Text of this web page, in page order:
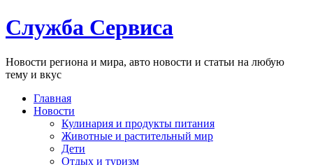
Служба Сервиса
Новости региона и мира, авто новости и статьи на любую
тему и вкус
Главная
Новости
Кулинария и продукты питания
Животные и растительный мир
Дети
Отдых и туризм